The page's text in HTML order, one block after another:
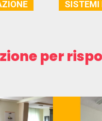
SISTEMI
per